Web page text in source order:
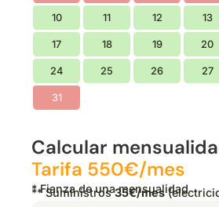
10 11 12 13
17 18 19 20
24 25 26 27
31
Calcular
Tarifa 550€/mes
* Fianza de una mensualidad
** Suministros35€/mes